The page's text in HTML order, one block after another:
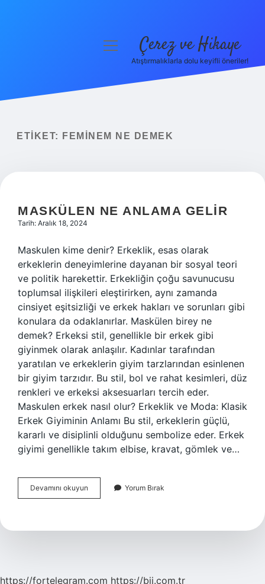
Yasal Uyarı
menüyü Çerez ve Hikaye
Atıştırmalıklarla dolu keyifli öneriler!
ETIKET: FEMINEM NE DEMEK
MASKÜLEN NE ANLAMA GELIR
Tarih: Aralık 18, 2024
Maskulen kime denir? Erkeklik, esas olarak
erkeklerin deneyimlerine dayanan bir sosyal teori
ve politik harekettir. Erkekliğin çoğu savunucusu
toplumsal ilişkileri eleştirirken, aynı zamanda
cinsiyet eşitsizliği ve erkek hakları ve sorunları gibi
konulara da odaklanırlar. Maskülen birey ne
demek? Erkeksi stil, genellikle bir erkek gibi
giyinmek olarak anlaşılır. Kadınlar tarafından
yaratılan ve erkeklerin giyim tarzlarından esinlenen
bir giyim tarzıdır. Bu stil, bol ve rahat kesimleri, düz
renkleri ve erkeksi aksesuarları tercih eder.
Maskulen erkek nasıl olur? Erkeklik ve Moda: Klasik
Erkek Giyiminin Anlamı Bu stil, erkeklerin güçlü,
kararlı ve disiplinli olduğunu sembolize eder. Erkek
giyimi genellikle takım elbise, kravat, gömlek ve…
Devamını okuyun Maskülen
Ne
Yorum Bırak
https://fortelegram.com https://bij.com.tr